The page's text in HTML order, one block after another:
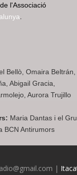
l'Associació
Bellò, Omaira Beltrán,
Abigail Gracia,
Aurora Trujillo
Maria Dantas i el
BCN Antirumors
|